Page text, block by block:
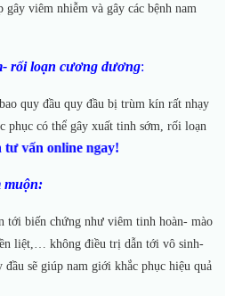
gây viêm nhiễm và gây các bệnh nam
rối loạn cương dương:
quy đầu quy đầu bị trùm kín rất nhạy
phục có thể gây xuất tinh sớm, rối loạn
tư vấn online ngay!
muộn:
tới biến chứng như viêm tinh hoàn- mào
liệt,… không điều trị dẫn tới vô sinh-
đầu sẽ giúp nam giới khắc phục hiệu quả